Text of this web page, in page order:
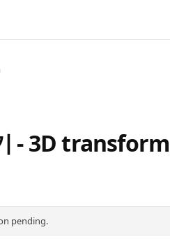
- 3D transform
pending.